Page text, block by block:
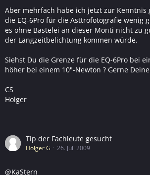
Aber mehrfach habe ich jetzt zur Kenntnis
die EQ-6Pro für die Asttrofotografie wenig
es ohne Bastelei an dieser Monti nicht zu
der Langzeitbelichtung kommen würde.
Siehst Du die Grenze für die EQ-6Pro bei
höher bei einem 10"-Newton ? Gerne
CS
Holger
Tip der Fachleute gesucht
Holger G 26. Juli 2009
@KaStern